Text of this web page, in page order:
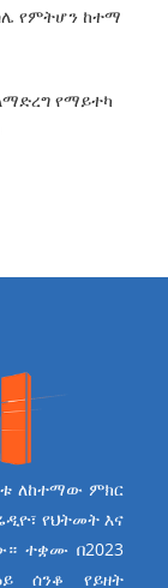
የምትሆን ከተማ
የማይተካ
ለከተማው ምክር
የህትመት እና
ተቋሙ በ2023
ሰንቆ የይዘት